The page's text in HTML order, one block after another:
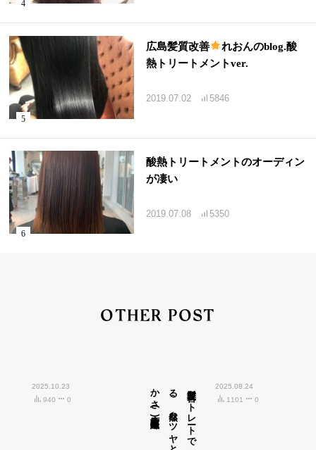
広島髪質改善
れおんのblog.酸
熱トリートメントver.
2019.07.02 5846
酸熱トリートメントのオーディン
が凄い
2019.07.08 5350
OTHER POST
2025.10.23
940
0 髪質改善ス
ト
レ
ート
で
叶え
る
、
自然な
ツ
ヤ
と
柔ら
か
さ
(
広島市中区紙屋町)
2025.08.24
1101
0